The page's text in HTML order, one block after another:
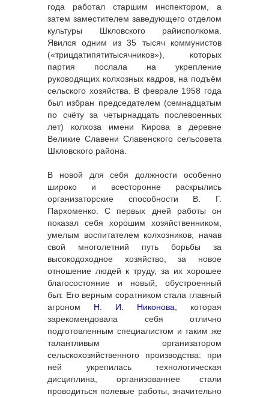
года работал старшим инспектором, а
затем заместителем заведующего отделом
культуры Шкловского райисполкома.
Явился одним из 35 тысяч коммунистов
(«трицдатипятитысячников»), которых
партия послала на укрепление
руководящих колхозных кадров, на подъём
сельского хозяйства. В феврале 1958 года
был избран председателем (семнадцатым
по счёту за четырнадцать послевоенных
лет) колхоза имени Кирова в деревне
Великие Славени Славенского сельсовета
Шкловского района.
В новой для себя должности особенно
широко и всесторонне раскрылись
организаторские способности В. Г.
Пархоменко. С первых дней работы он
показал себя хорошим хозяйственником,
умелым воспитателем колхозников, начав
свой многолетний путь борьбы за
высокодоходное хозяйство, за новое
отношение людей к труду, за их хорошее
благосостояние и новый, обустроенный
быт. Его верным соратником стала главный
агроном Н. И. Никонова , которая
зарекомендовала себя отлично
подготовленным специалистом и таким же
талантливым организатором
сельскохозяйственного производства: при
ней укрепилась технологическая
дисциплина, организованнее стали
проводиться полевые работы, значительно